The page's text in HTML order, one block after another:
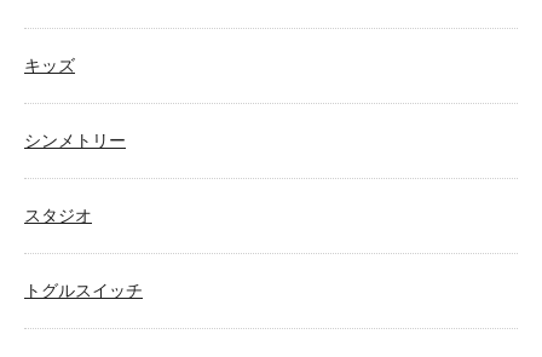
キッズ
シンメトリー
スタジオ
トグルスイッチ